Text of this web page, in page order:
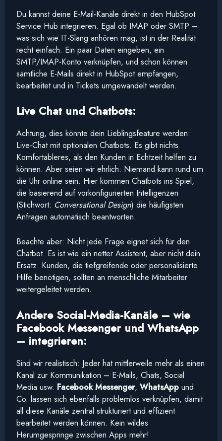
Du kannst deine E-Mail-Kanäle direkt in den HubSpot
Service Hub integrieren. Egal ob IMAP oder SMTP –
was sich wie IT-Slang anhören mag, ist in der Realität
recht einfach. Ein paar Daten eingeben, ein
SMTP/IMAP-Konto verknüpfen, und schon können
sämtliche E-Mails direkt in HubSpot empfangen,
bearbeitet und in Tickets umgewandelt werden.
Live Chat und Chatbots:
Achtung, dies könnte dein Lieblingsfeature werden:
Live-Chat mit optionalen Chatbots. Es gibt nichts
Komfortableres, als den Kunden in Echtzeit helfen zu
können. Aber seien wir ehrlich: Niemand kann rund um
die Uhr online sein. Hier kommen Chatbots ins Spiel,
die basierend auf vorkonfigurierten Intelligenzen
(Stichwort: Conversational Design) die häufigsten
Anfragen automatisch beantworten.
Beachte aber: Nicht jede Frage eignet sich für den
Chatbot. Es ist wie ein netter Assistent, aber nicht dein
Ersatz. Kunden, die tiefgreifende oder personalisierte
Hilfe benötigen, sollten an menschliche Mitarbeiter
weitergeleitet werden.
Andere Social-Media-Kanäle – wie
Facebook Messenger und WhatsApp
– integrieren:
Sind wir realistisch: Jeder hat mittlerweile mehr als einen
Kanal zur Kommunikation – E-Mails, Chats, Social
Media usw. Facebook Messenger, WhatsAppund
Co. lassen sich ebenfalls problemlos verknüpfen, damit
all diese Kanäle zentral strukturiert und effizient
bearbeitet werden können. Kein wildes
Herumgespringe zwischen Apps mehr!